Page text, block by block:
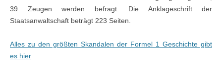
39 Zeugen werden befragt. Die Anklageschrift der
Staatsanwaltschaft beträgt 223 Seiten.
Alles zu den größten Skandalen der Formel 1 Geschichte gibt
es hier